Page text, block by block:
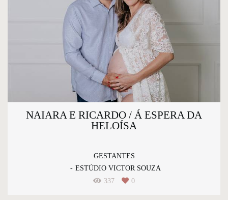
NAIARA E RICARDO / Á ESPERA DA
HELOÍSA
GESTANTES
ESTÚDIO VICTOR SOUZA
337
0